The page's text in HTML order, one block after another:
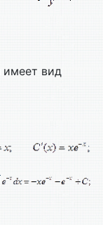
имеет вид